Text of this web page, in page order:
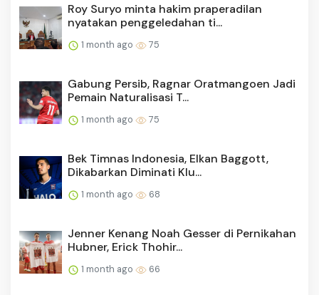
Roy Suryo minta hakim praperadilan
nyatakan penggeledahan ti...
1 month ago 75
Gabung Persib, Ragnar Oratmangoen Jadi
Pemain Naturalisasi T...
1 month ago 75
Bek Timnas Indonesia, Elkan Baggott,
Dikabarkan Diminati Klu...
1 month ago 68
Jenner Kenang Noah Gesser di Pernikahan
Hubner, Erick Thohir...
1 month ago 66